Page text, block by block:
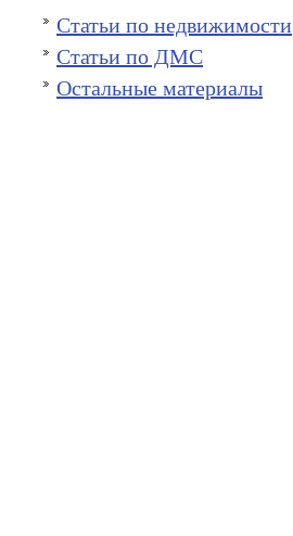
Статьи по недвижимости
Статьи по ДМС
Остальные материалы